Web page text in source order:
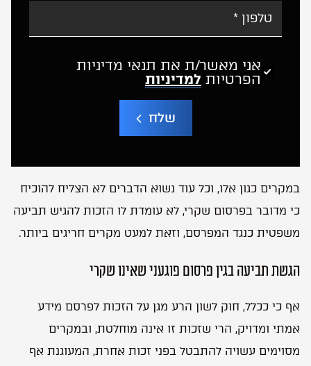
אני מאשר/ת את תנאי מדיניות
הפרטיותלמדיניות
שלח
t
r
n
a
t
i
v
במקרים כגון אלו, וכל עוד נשוא הדברים לא הצליח להוכיח
כי מדובר בפרסום שקרי, לא עומדת לו הזכות להגיש תביעה
משפטית כנגד המפרסם, וזאת למעט מקרים חריגים ביותר.
הגשת תביעה בגין פרסום פוגעני שאינו שקרי
אף כי ככלל, חוק לשון הרע מגן על הזכות לפרסם מידע
אמתי ומדויק, הרי שזכות זו אינה מוחלטת, ובמקרים
מסוימים עשויה להתבטל בפני זכות אחרת, המעוגנת אף